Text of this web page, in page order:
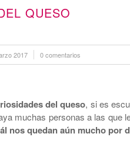
QUESO
2017 0 comentarios
del queso, si es
muchas personas a las que
nos quedan aún mucho por